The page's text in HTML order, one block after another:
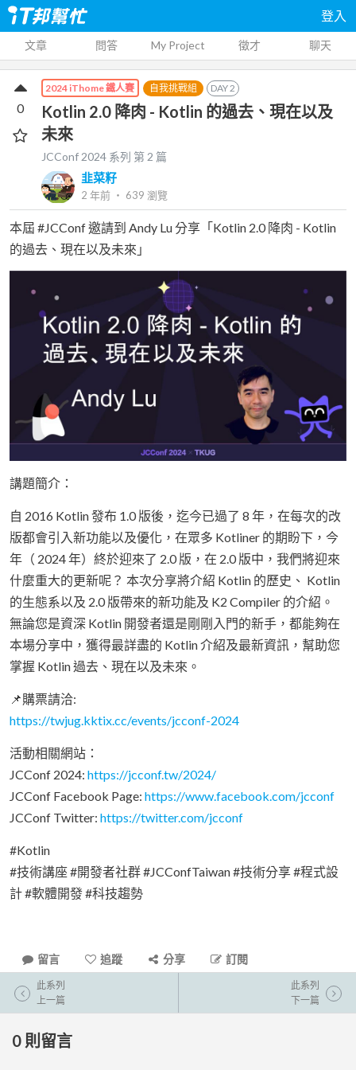
登入
文章 問答 My Project 徵才 聊天
2024 iThome 鐵人賽 自我挑戰組 DAY2
Kotlin 2.0 降肉 - Kotlin 的過去、現在以及
未來
JCConf 2024 系列 第2 篇
韭菜籽
2 年前 ‧ 639 瀏覽
0
本屆 #JCConf 邀請到 Andy Lu 分享「Kotlin 2.0 降肉 - Kotlin
的過去、現在以及未來」
講題簡介：
自 2016 Kotlin 發布 1.0 版後，迄今已過了 8 年，在每次的改
版都會引入新功能以及優化，在眾多 Kotliner 的期盼下，今
年（ 2024 年）終於迎來了 2.0 版，在 2.0 版中，我們將迎來
什麼重大的更新呢？ 本次分享將介紹 Kotlin 的歷史、 Kotlin
的生態系以及 2.0 版帶來的新功能及 K2 Compiler 的介紹。
無論您是資深 Kotlin 開發者還是剛剛入門的新手，都能夠在
本場分享中，獲得最詳盡的 Kotlin 介紹及最新資訊，幫助您
掌握 Kotlin 過去、現在以及未來。
📌購票請洽:
https://twjug.kktix.cc/events/jcconf-2024
活動相關網站：
JCConf 2024: https://jcconf.tw/2024/
JCConf Facebook Page: https://www.facebook.com/jcconf
JCConf Twitter: https://twitter.com/jcconf
#Kotlin
#技術講座 #開發者社群 #JCConfTaiwan #技術分享 #程式設
計 #軟體開發 #科技趨勢
留言 追蹤 分享 訂閱
此系列
上一篇
此系列
下一篇
0 則留言